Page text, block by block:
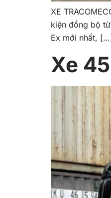
XE
kiện đồng bộ
Ex mới nhất,
Xe